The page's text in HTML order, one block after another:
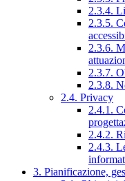
2.3.4.
2.3.5.
2.3.6.
2.3.7.
2.3.8.
2.4. Privacy
2.4.1.
2.4.2.
2.4.3.
3. Pianificazione,